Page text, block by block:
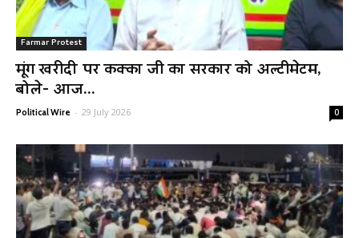
Farmar Protest
मूंग खरीदी पर कक्का जी का सरकार को अल्टीमेटम,
बोले- आज...
Political Wire - 29 July 2026 0